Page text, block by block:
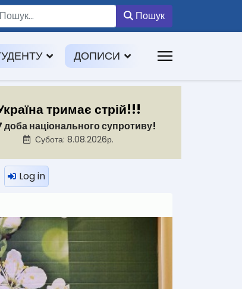
Пошук
ДОПИСИ
тримає стрій!!!
доба національного супротиву!
Субота: 8.08.2026р.
Log in